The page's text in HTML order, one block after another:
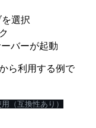
選択
バーが起動
ら利用する例で
（互換性あり）